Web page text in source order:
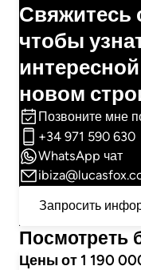
Свяжитесь
чтобы
новом
Позвоните мне
+34 971 590 630
WhatsApp чат
Запросить
Посмотреть
Цены от 1 190